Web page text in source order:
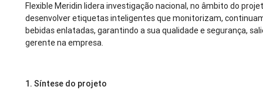
Flexible Meridin lidera investigação nacional, no âmbito do
desenvolver etiquetas inteligentes que monitorizam,
bebidas enlatadas, garantindo a sua qualidade e segurança,
gerente na empresa.
1. Síntese do projeto